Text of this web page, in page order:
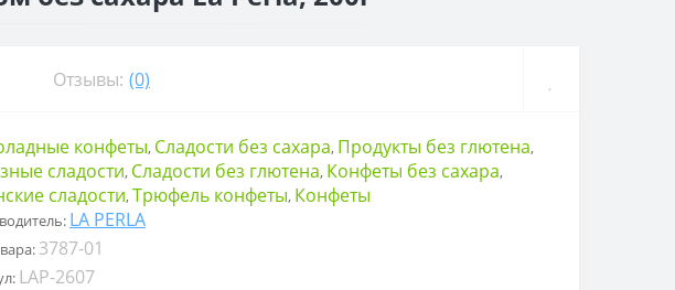
Отзывы: (0)
конфеты, Сладости без сахара, Продукты без глютена,
сладости, Сладости без глютена, Конфеты без сахара,
сладости,Трюфель конфеты, Конфеты
LA PERLA
3787-01
LAP-2607